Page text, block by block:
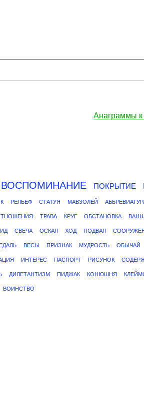
Анаграммы
ВОСПОМИНАНИЕ ПОКРЫТИЕ
РЕЛЬЕФ СТАТУЯ МАВЗОЛЕЙ
ТРАВА КРУГ ОБСТАНОВКА
СВЕЧА ОСКАЛ ХОД ПОДВАЛ
ВЕСЫ ПРИЗНАК МУДРОСТЬ ОБЫЧАЙ
ИНТЕРЕС ПАСПОРТ РИСУНОК
ДИЛЕТАНТИЗМ ПИДЖАК КОНЮШНЯ
ВОИНСТВО